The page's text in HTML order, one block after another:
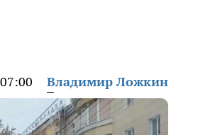
Владимир Ложкин